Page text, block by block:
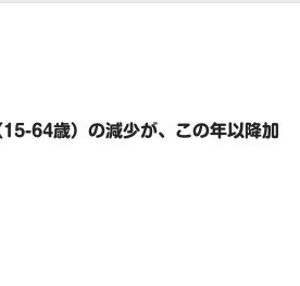
64歳）の減少が、この年以降加